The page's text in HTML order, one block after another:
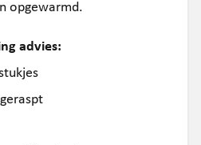
opgewarmd.
advies: